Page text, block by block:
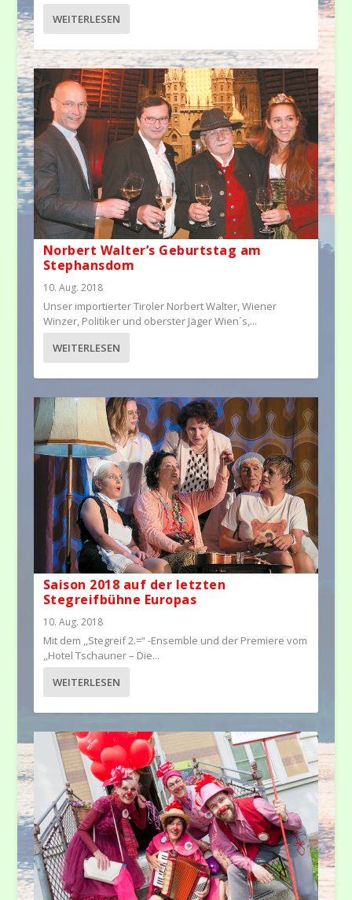
WEITERLESEN
Norbert Walter’s Geburtstag am
Stephansdom
10. Aug. 2018
Unser importierter Tiroler Norbert Walter, Wiener
Winzer, Politiker und oberster Jäger Wien´s,...
WEITERLESEN
Saison 2018 auf der letzten
Stegreifbühne Europas
10. Aug. 2018
Mit dem ,,Stegreif 2.=“ -Ensemble und der Premiere vom
,,Hotel Tschauner – Die...
WEITERLESEN